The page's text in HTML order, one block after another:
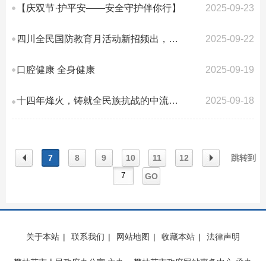
【庆双节·护平安——安全守护伴你行】 2025-09-23
四川全民国防教育月活动新招频出，让国防教育“活”起来“实”起来 2025-09-22
口腔健康 全身健康 2025-09-19
十四年烽火，铸就全民族抗战的中流砥柱 2025-09-18
页
7 8 9 10 11 12
页
跳转到
GO
关于本站 | 联系我们 | 网站地图 | 收藏本站 | 法律声明